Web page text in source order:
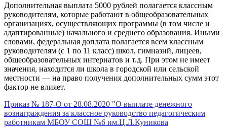
Дополнительная выплата 5000 рублей полагается классным
руководителям, которые работают в общеобразовательных
организациях, осуществляющих программы (в том числе и
адаптированные) начального и среднего образования. Иными
словами, федеральная доплата полагается всем классным
руководителям (с 1 по 11 класс) школ, гимназий, лицеев,
общеобразовательных интернатов и т.д. При этом не имеет
значения, находится ли школа в городской или сельской
местности — на право получения дополнительных сумм этот
фактор не влияет.
Приказ № 187-О от 28.08.2020 "О выплате денежного
вознаграждения за классное руководство педагогическим
работникам МБОУ СОШ №6 им.Ц.Л.Куникова